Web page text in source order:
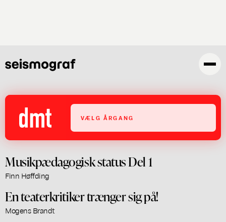
VÆLG ÅRGANG
Musikpædagogisk status Del 1
Finn Høffding
En teaterkritiker trænger sig på!
Mogens Brandt